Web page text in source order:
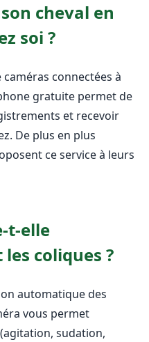
cheval en
soi ?
caméras connectées à
gratuite permet de
et recevoir
De plus en plus
ce service à leurs
t-elle
coliques ?
automatique des
vous permet
sudation,